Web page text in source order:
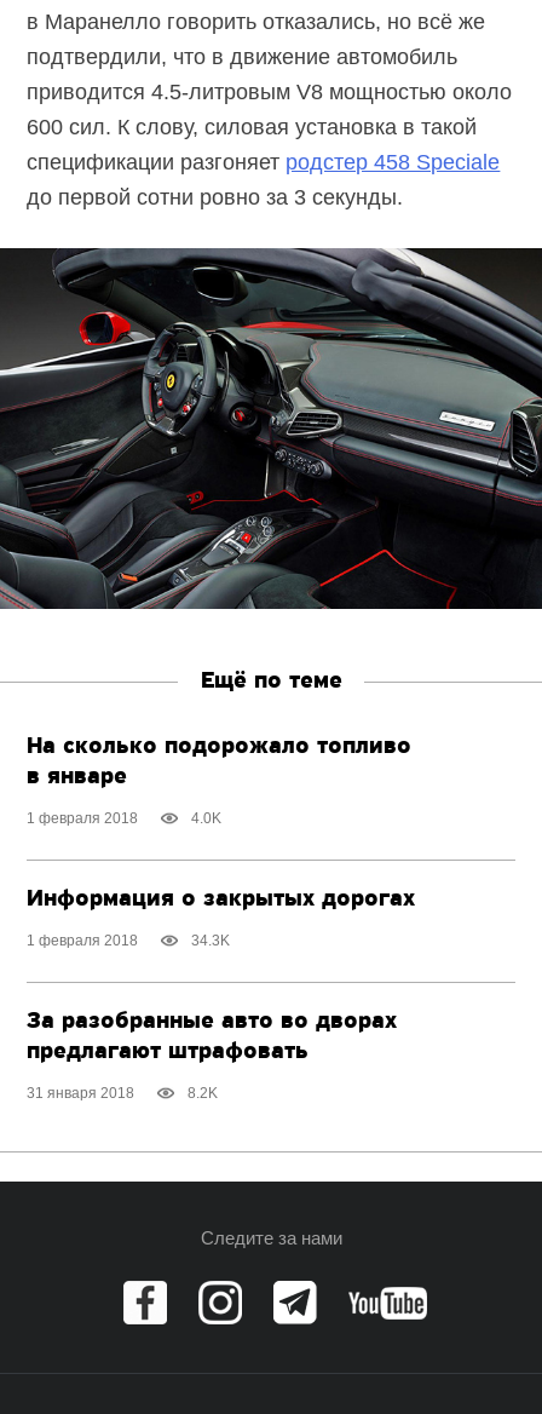
в Маранелло говорить отказались, но всё же
подтвердили, что в движение автомобиль
приводится 4.5-литровым V8 мощностью около
600 сил. К слову, силовая установка в такой
спецификации разгоняет родстер 458 Speciale
до первой сотни ровно за 3 секунды.
Ещё по теме
На сколько подорожало топливо
в январе
1 февраля 2018 4.0K
Информация о закрытых дорогах
1 февраля 2018 34.3K
За разобранные авто во дворах
предлагают штрафовать
31 января 2018 8.2K
Следите за нами